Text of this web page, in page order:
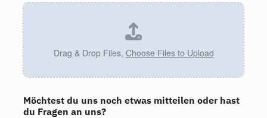
Drag & Drop Files, Choose Files to Upload
Möchtest du uns noch etwas mitteilen oder hast
du Fragen an uns?